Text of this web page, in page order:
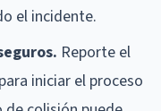
el incidente.
Reporte el
iniciar el proceso